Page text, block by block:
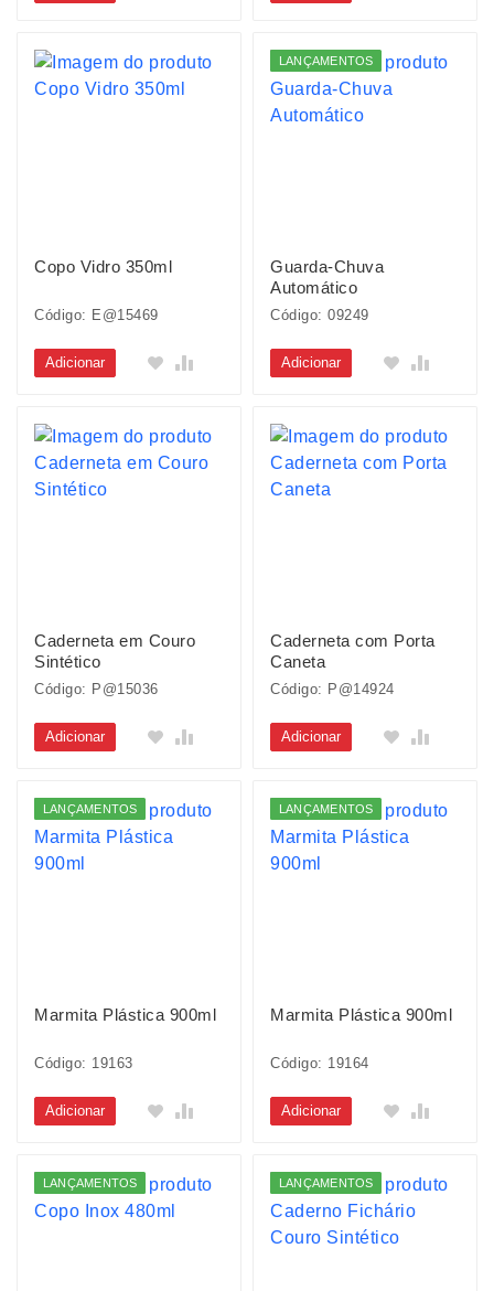
Copo Vidro 350ml
Código: E@15469
Adicionar
LANÇAMENTOS
Guarda-Chuva
Automático
Código: 09249
Adicionar
Caderneta em Couro
Sintético
Código: P@15036
Adicionar
Caderneta com Porta
Caneta
Código: P@14924
Adicionar
LANÇAMENTOS
Marmita Plástica 900ml
Código: 19163
Adicionar
LANÇAMENTOS
Marmita Plástica 900ml
Código: 19164
Adicionar
LANÇAMENTOS LANÇAMENTOS